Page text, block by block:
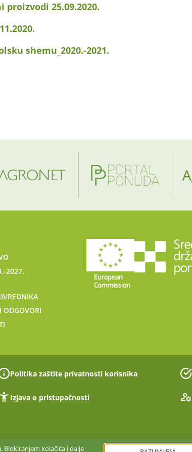
25.09.2020.
shemu_2020.-2021.
2027.
ODGOVORI
Politika zaštite privatnosti korisnika
Izjava o pristupačnosti
Blokiranjem kolačića i dalje